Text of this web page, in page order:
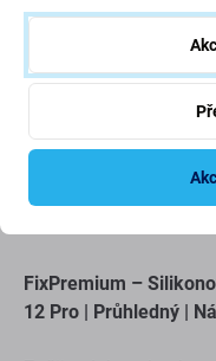
Popis a specifikace
FixPremium –
12 Pro | Průhledný |